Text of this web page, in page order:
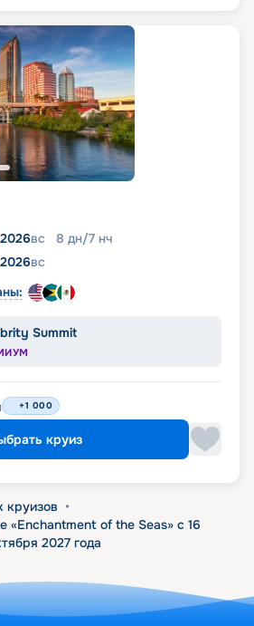
вс 8 дн/7 нч
вс
Summit
+1 000
круиз
круизов •
«Enchantment of the Seas» с 16
2027 года